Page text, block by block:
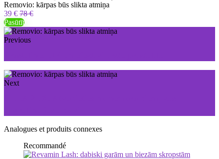
Removio: kārpas būs slikta atmiņa
39 € 78 €
Pasūtīt
Previous
Next
Analogues et produits connexes
Recommandé